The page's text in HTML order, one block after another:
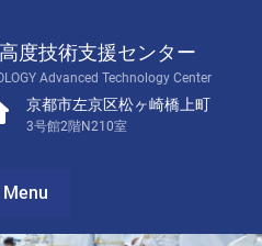
度技術支援センター
Advanced Technology Center
京都市左京区松ヶ崎橋上町
3号館2階N210室
Menu